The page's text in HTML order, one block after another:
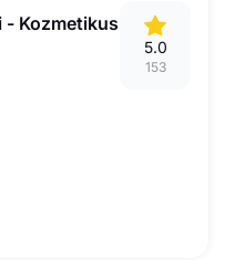
- Kozmetikus
5.0
153